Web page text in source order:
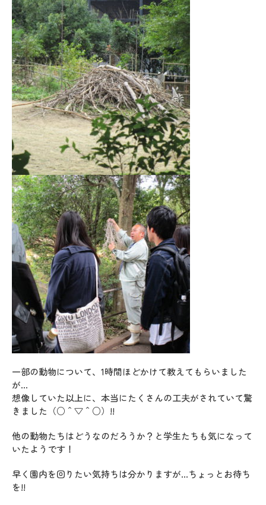
一部の動物について、1時間ほどかけて教えてもらいました
が…
想像していた以上に、本当にたくさんの工夫がされていて驚
きました（○＾▽＾○）!!
他の動物たちはどうなのだろうか？と学生たちも気になって
いたようです！
早く園内を回りたい気持ちは分かりますが…ちょっとお待ち
を!!